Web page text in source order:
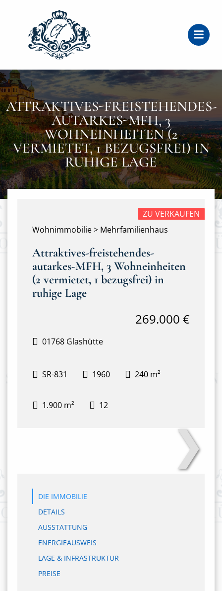
ATTRAKTIVES-FREISTEHENDES-
AUTARKES-MFH, 3
WOHNEINHEITEN (2
VERMIETET, 1 BEZUGSFREI) IN
RUHIGE LAGE
Wohnimmobilie > Mehrfamilienhaus
ZU VERKAUFEN
Attraktives-freistehendes-
autarkes-MFH, 3 Wohneinheiten
(2 vermietet, 1 bezugsfrei) in
ruhige Lage
01768 Glashütte
269.000 €
SR-831 1960 240 m²
1.900 m² 12
❯
DIE IMMOBILIE
DETAILS
AUSSTATTUNG
ENERGIEAUSWEIS
LAGE & INFRASTRUKTUR
PREISE